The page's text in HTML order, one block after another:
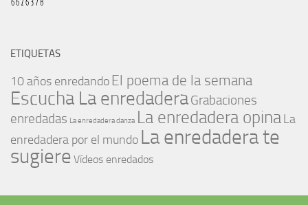
ETIQUETAS
10 años enredando El poema de la semana
Escucha La enredaderaGrabaciones
enredadas La enredadera danza La enredadera opinaLa
enredadera por el mundo La enredadera te
sugiere Vídeos enredados